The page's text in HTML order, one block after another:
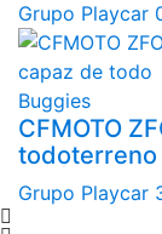
Grupo Playcar
Buggies
CFMOTO
todoterreno
Grupo Playcar